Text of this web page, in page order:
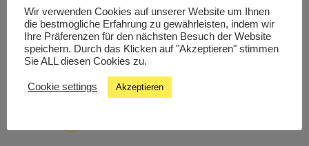
Subscribe
in
Google
Subscribe
in
Outlook
Export
for
Google
Export
for
Outlook
Wir verwenden Cookies auf unserer Website um Ihnen
die bestmögliche Erfahrung zu gewährleisten, indem wir
Ihre Präferenzen für den nächsten Besuch der Website
speichern. Durch das Klicken auf "Akzeptieren" stimmen
Sie ALL diesen Cookies zu.
Cookie settings Akzeptieren